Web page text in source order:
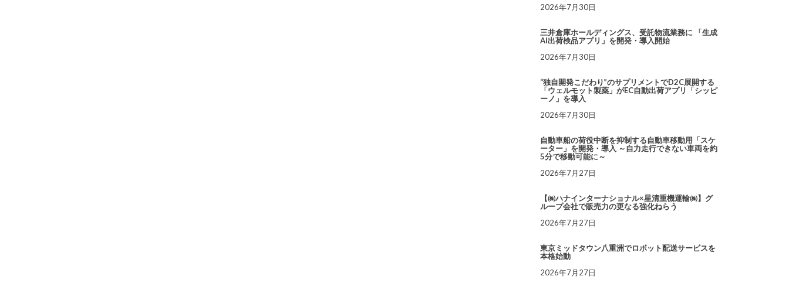
2026年7月30日
三井倉庫ホールディングス、受託物流業務に 「生成
AI出荷検品アプリ」を開発・導入開始
2026年7月30日
“独自開発こだわり”のサプリメントでD2C展開する
「ウェルモット製薬」がEC自動出荷アプリ「シッピ
ーノ」を導入
2026年7月30日
自動車船の荷役中断を抑制する自動車移動用「スケ
ーター」を開発・導入 ～自力走行できない車両を約
5分で移動可能に～
2026年7月27日
【㈱ハナインターナショナル×星清重機運輸㈱】グ
ループ会社で販売力の更なる強化ねらう
2026年7月27日
東京ミッドタウン八重洲でロボット配送サービスを
本格始動
2026年7月27日